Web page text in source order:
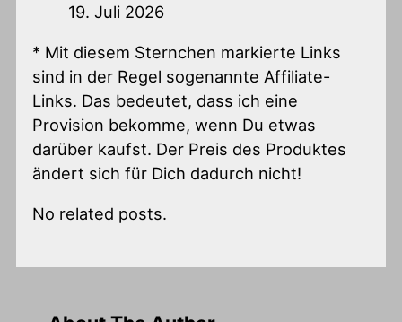
19. Juli 2026
* Mit diesem Sternchen markierte Links
sind in der Regel sogenannte Affiliate-
Links. Das bedeutet, dass ich eine
Provision bekomme, wenn Du etwas
darüber kaufst. Der Preis des Produktes
ändert sich für Dich dadurch nicht!
No related posts.